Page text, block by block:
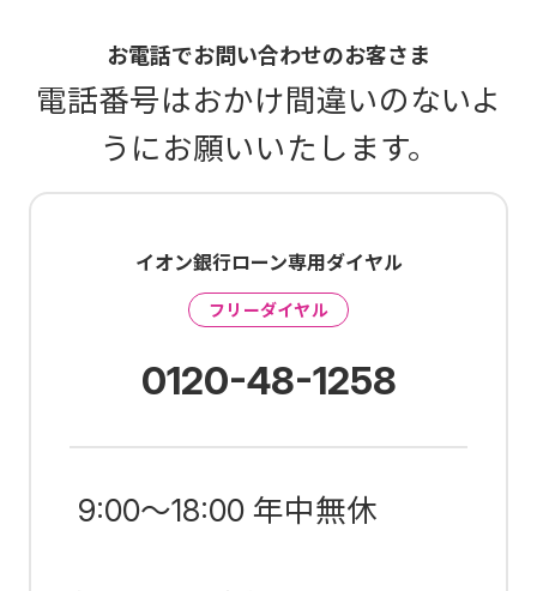
お電話でお問い合わせのお客さま
電話番号はおかけ間違いのないよ
うにお願いいたします。
イオン銀行ローン専用ダイヤル
フリーダイヤル
0120-48-1258
9:00～18:00 年中無休